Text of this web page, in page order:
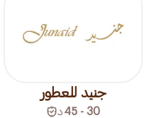
جنيد للعطور
30 - 45 د